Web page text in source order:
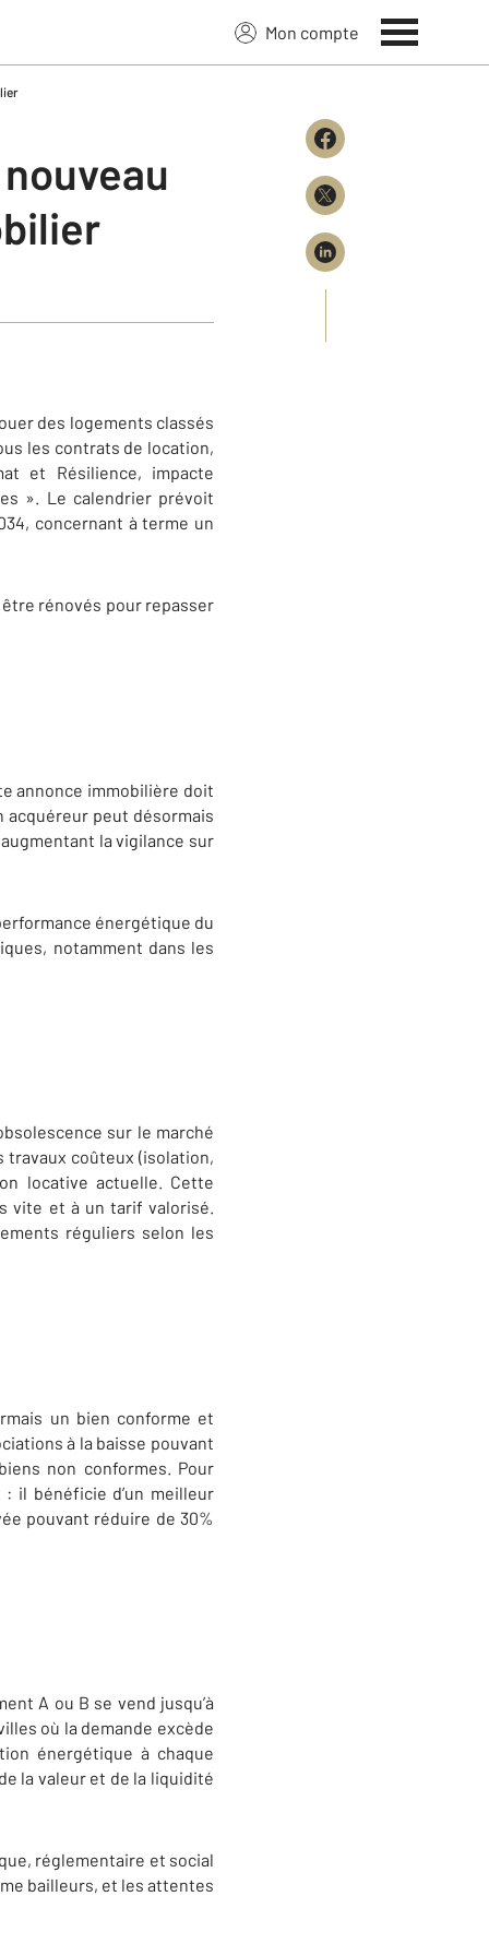
Mon compte
des logements classés
les contrats de location,
et Résilience, impacte
». Le calendrier prévoit
concernant à terme un
rénovés pour repasser
annonce immobilière doit
acquéreur peut désormais
la vigilance sur
énergétique du
notamment dans les
sur le marché
travaux coûteux (isolation,
locative actuelle. Cette
vite et à un tarif valorisé.
réguliers selon les
un bien conforme et
à la baisse pouvant
non conformes. Pour
il bénéficie d’un meilleur
pouvant réduire de 30%
A ou B se vend jusqu’à
où la demande excède
énergétique à chaque
la valeur et de la liquidité
réglementaire et social
bailleurs, et les attentes